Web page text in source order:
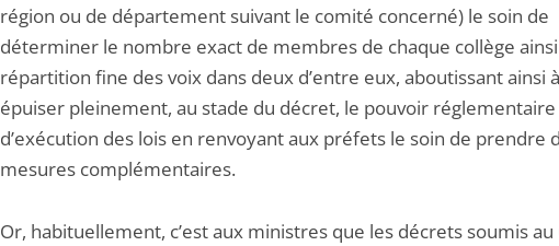
région ou de département suivant le comité concerné) le soin de
déterminer le nombre exact de membres de chaque collège
répartition fine des voix dans deux d’entre eux, aboutissant ainsi
épuiser pleinement, au stade du décret, le pouvoir réglementaire
d’exécution des lois en renvoyant aux préfets le soin de prendre
mesures complémentaires.
Or, habituellement, c’est aux ministres que les décrets soumis au